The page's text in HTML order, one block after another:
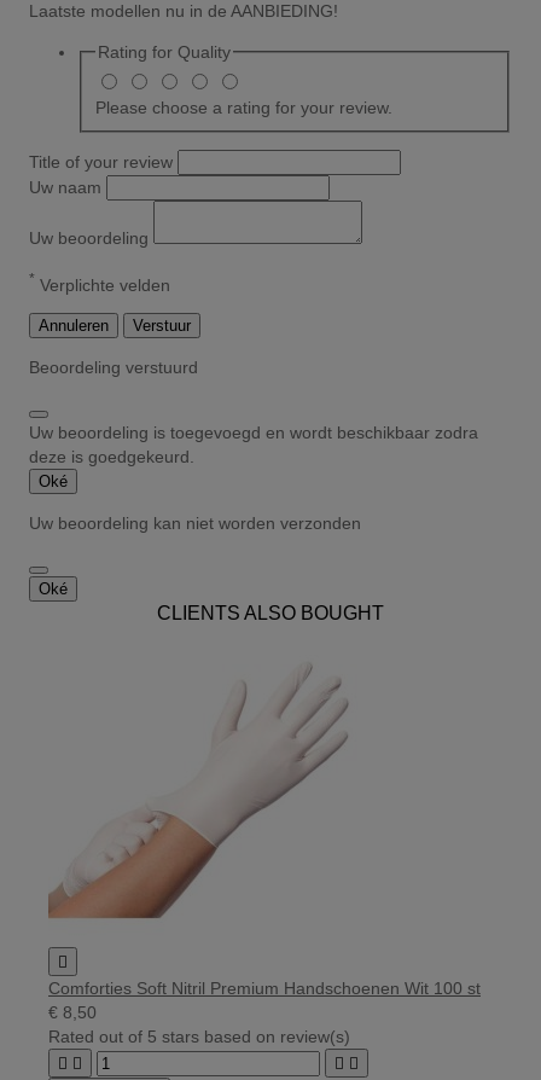
Laatste modellen nu in de AANBIEDING!
Rating for Quality
Please choose a rating for your review.
Title of your review
Uw naam
Uw beoordeling
* Verplichte velden
Annuleren Verstuur
Beoordeling verstuurd
Uw beoordeling is toegevoegd en wordt beschikbaar zodra
deze is goedgekeurd.
Oké
Uw beoordeling kan niet worden verzonden
Oké
CLIENTS ALSO BOUGHT

Comforties Soft Nitril Premium Handschoenen Wit 100 st
€ 8,50
Rated out of 5 stars based on review(s)
   